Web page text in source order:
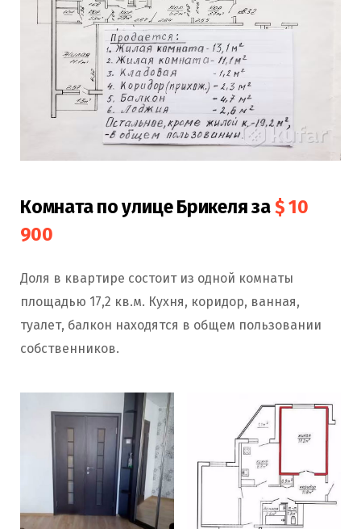
Комната по улице Брикеля за$ 10
900
Доля в квартире состоит из одной комнаты
площадью 17,2 кв.м. Кухня, коридор, ванная,
туалет, балкон находятся в общем пользовании
собственников.